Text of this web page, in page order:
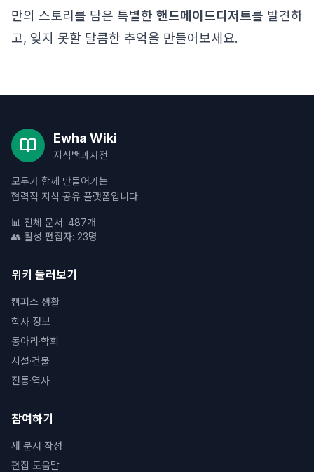
만의 스토리를 담은 특별한 핸드메이드디저트를 발견하
고, 잊지 못할 달콤한 추억을 만들어보세요.
Ewha Wiki
지식백과사전
모두가 함께 만들어가는
협력적 지식 공유 플랫폼입니다.
📊 전체 문서: 487개
👥 활성 편집자: 23명
위키 둘러보기
캠퍼스 생활
학사 정보
동아리·학회
시설·건물
전통·역사
참여하기
새 문서 작성
편집 도움말